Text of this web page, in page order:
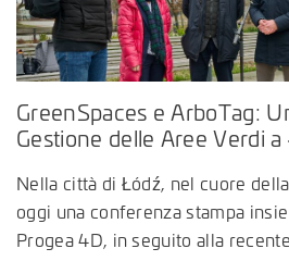
GreenSpaces e ArboTag:
Gestione delle Aree Verdi
Nella città di Łódź, nel cuore
oggi una conferenza stampa
Progea 4D, in seguito alla